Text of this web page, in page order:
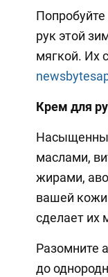
рук этой
мягкой. Их
Крем для
маслами,
жирами,
вашей
сделает их
Разомните
до